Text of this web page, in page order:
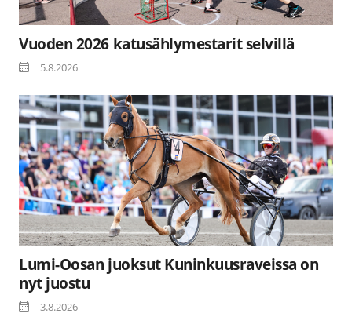
Vuoden 2026 katusählymestarit selvillä
5.8.2026
Lumi-Oosan juoksut Kuninkuusraveissa on
nyt juostu
3.8.2026